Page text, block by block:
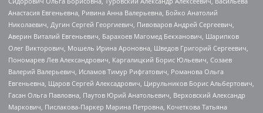
Анастасия Евгеньевна, Ривина Анна Валерьевна, Бойко Анатолий
Николаевич, Дугин Сергей Георгиевич, Пивоваров Андрей Сергеевич,
Аверин Виталий Евгеньевич, Барахоев Магомед Бекханович, Шарипков
Олег Викторович, Мошель Ирина Ароновна, Шведов Григорий Сергеевич,
Пономарев Лев Александрович, Каргалицкий Борис Юльевич, Созаев
Валерий Валерьевич, Исламов Тимур Рифгатович, Романова Ольга
Евгеньевна, Щаров Сергей Алексадрович, Цирульников Борис Альбертович,
Гасан Ольга Павловна, Паутов Юрий Анатольевич, Верховский Александр
Маркович, Пислакова-Паркер Марина Петровна, Кочеткова Татьяна